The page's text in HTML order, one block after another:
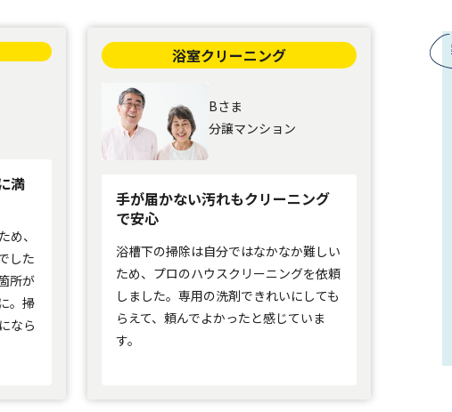
満
め、
した
所が
。掃
なら
浴室クリーニング
Bさま
分譲マンション
手が届かない汚れもクリーニング
で安心
浴槽下の掃除は自分ではなかなか難しい
ため、プロのハウスクリーニングを依頼
しました。専用の洗剤できれいにしても
らえて、頼んでよかったと感じていま
す。